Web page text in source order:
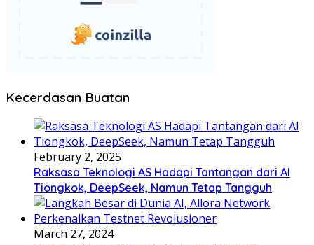
Kecerdasan Buatan
February 2, 2025
Raksasa Teknologi AS Hadapi Tantangan dari AI
Tiongkok, DeepSeek, Namun Tetap Tangguh
March 27, 2024